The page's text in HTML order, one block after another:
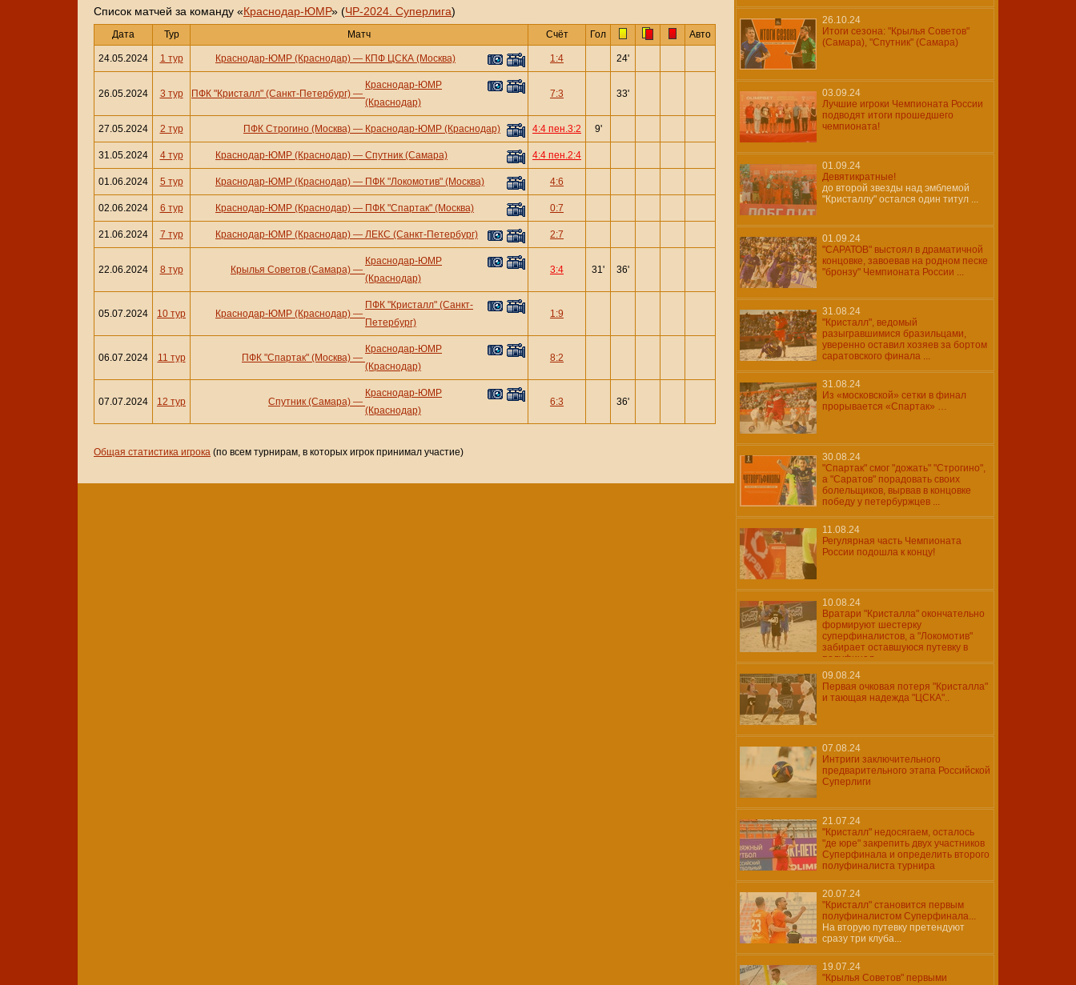
Cписок матчей за команду «Краснодар-ЮМР» (ЧР-2024. Суперлига)
Дата Тур Матч Счёт Гол Авто
24.05.2024 1 тур Краснодар-ЮМР (Краснодар) — КПФ ЦСКА (Москва) 1:4 24'
26.05.2024 3 тур ПФК "Кристалл" (Санкт-Петербург) —
Краснодар-ЮМР
(Краснодар)
7:3 33'
27.05.2024 2 тур ПФК Строгино (Москва) — Краснодар-ЮМР (Краснодар) 4:4 пен.3:2 9'
31.05.2024 4 тур Краснодар-ЮМР (Краснодар) — Спутник (Самара) 4:4 пен.2:4
01.06.2024 5 тур Краснодар-ЮМР (Краснодар) — ПФК "Локомотив" (Москва) 4:6
02.06.2024 6 тур Краснодар-ЮМР (Краснодар) — ПФК "Спартак" (Москва) 0:7
21.06.2024 7 тур Краснодар-ЮМР (Краснодар) — ЛЕКС (Санкт-Петербург) 2:7
22.06.2024 8 тур Крылья Советов (Самара) —
Краснодар-ЮМР
(Краснодар)
3:4 31' 36'
05.07.2024 10 тур Краснодар-ЮМР (Краснодар) —
ПФК "Кристалл" (Санкт-
Петербург)
1:9
06.07.2024 11 тур ПФК "Спартак" (Москва) —
Краснодар-ЮМР
(Краснодар)
8:2
07.07.2024 12 тур Спутник (Самара) —
Краснодар-ЮМР
(Краснодар)
6:3 36'
Общая статистика игрока (по всем турнирам, в которых игрок принимал участие)
26.10.24
Итоги сезона: "Крылья Советов"
(Самара), "Спутник" (Самара)
03.09.24
Лучшие игроки Чемпионата России
подводят итоги прошедшего
чемпионата!
01.09.24
Девятикратные!
до второй звезды над эмблемой
"Кристаллу" остался один титул ...
01.09.24
"САРАТОВ" выстоял в драматичной
концовке, завоевав на родном песке
"бронзу" Чемпионата России ...
31.08.24
"Кристалл", ведомый
разыгравшимися бразильцами,
уверенно оставил хозяев за бортом
саратовского финала ...
31.08.24
Из «московской» сетки в финал
прорывается «Спартак» …
30.08.24
"Спартак" смог "дожать" "Строгино",
а "Саратов" порадовать своих
болельщиков, вырвав в концовке
победу у петербуржцев ...
11.08.24
Регулярная часть Чемпионата
России подошла к концу!
10.08.24
Вратари "Кристалла" окончательно
формируют шестерку
суперфиналистов, а "Локомотив"
забирает оставшуюся путевку в
полуфинал...
09.08.24
Первая очковая потеря "Кристалла"
и тающая надежда "ЦСКА"..
07.08.24
Интриги заключительного
предварительного этапа Российской
Суперлиги
21.07.24
"Кристалл" недосягаем, осталось
"де юре" закрепить двух участников
Суперфинала и определить второго
полуфиналиста турнира
20.07.24
"Кристалл" становится первым
полуфиналистом Суперфинала...
На вторую путевку претендуют
сразу три клуба...
19.07.24
"Крылья Советов" первыми